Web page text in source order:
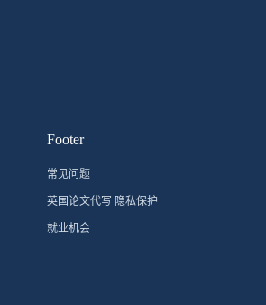
Footer
常见问题
英国论文代写 隐私保护
就业机会